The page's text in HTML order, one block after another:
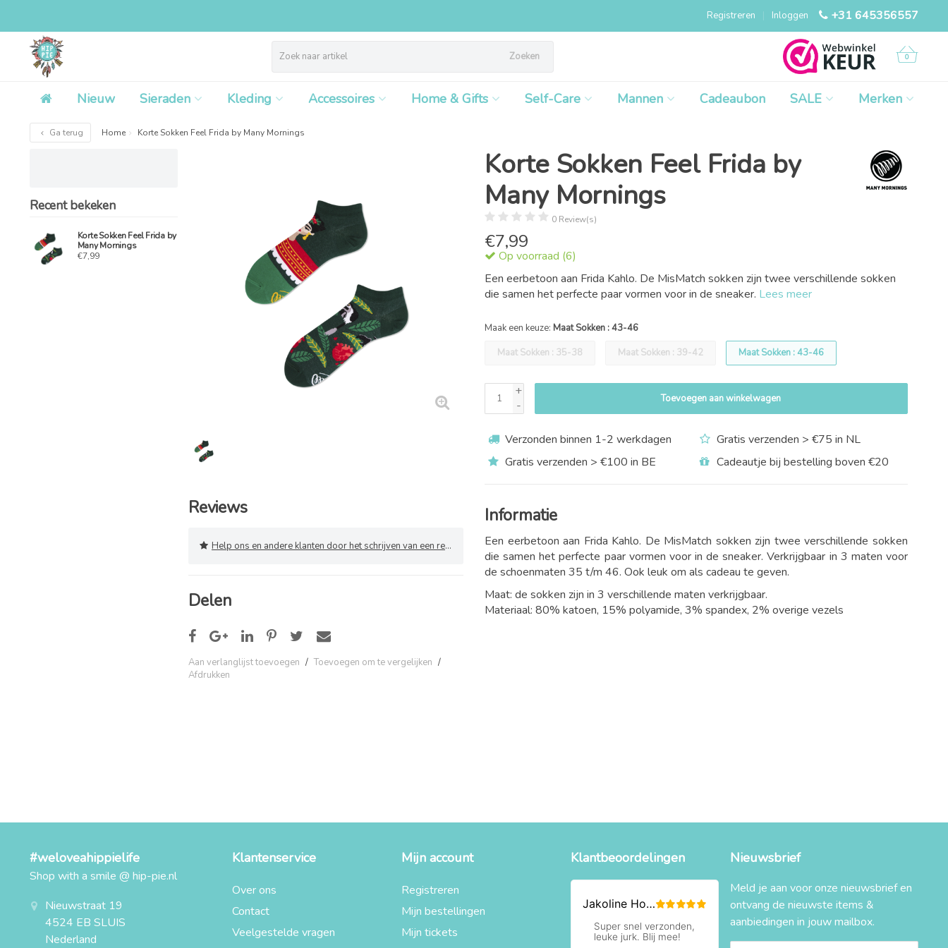
+31 645356557
Inloggen
|
Registreren
Zoeken 0
Nieuw Sieraden Kleding Accessoires Home & Gifts Self-Care Mannen Cadeaubon SALE Merken
Ga terug Home Korte Sokken Feel Frida by Many Mornings
Recent bekeken
Korte Sokken Feel Frida by
Many Mornings
€7,99
Reviews
Help ons en andere klanten door het schrijven van een review
Delen
Aan verlanglijst toevoegen / Toevoegen om te vergelijken /
Afdrukken
Korte Sokken Feel Frida by
Many Mornings
0 Review(s)
€7,99
Op voorraad (6)
Een eerbetoon aan Frida Kahlo. De MisMatch sokken zijn twee verschillende sokken
die samen het perfecte paar vormen voor in de sneaker. Lees meer
Maak een keuze: Maat Sokken : 43-46
Maat Sokken : 35-38
Maat Sokken : 39-42 Maat Sokken : 43-46
+
-
Toevoegen aan winkelwagen
Verzonden binnen 1-2 werkdagen
Gratis verzenden > €75 in NL
Gratis verzenden > €100 in BE
Cadeautje bij bestelling boven €20
Informatie
Een eerbetoon aan Frida Kahlo. De MisMatch sokken zijn twee verschillende sokken
die samen het perfecte paar vormen voor in de sneaker. Verkrijgbaar in 3 maten voor
de schoenmaten 35 t/m 46. Ook leuk om als cadeau te geven.
Maat: de sokken zijn in 3 verschillende maten verkrijgbaar.
Materiaal: 80% katoen, 15% polyamide, 3% spandex, 2% overige vezels
#weloveahippielife
Shop with a smile @ hip-pie.nl
Nieuwstraat 19
4524 EB SLUIS
Nederland
Klantenservice
Over ons
Contact
Veelgestelde vragen
Mijn account
Registreren
Mijn bestellingen
Mijn tickets
Klantbeoordelingen Nieuwsbrief
Meld je aan voor onze nieuwsbrief en
ontvang de nieuwste items &
aanbiedingen in jouw mailbox.